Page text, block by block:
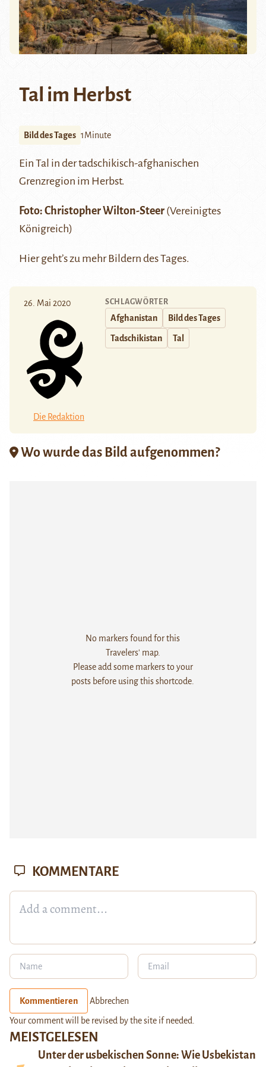
Tal im Herbst
Bild des Tages 1Minute
Ein Tal in der tadschikisch-afghanischen
Grenzregion im Herbst.
Foto: Christopher Wilton-Steer (Vereinigtes
Königreich)
Hiergeht’s zu mehr Bildern des Tages.
26. Mai 2020
Die Redaktion
SCHLAGWÖRTER
Afghanistan Bild des Tages
Tadschikistan Tal
Wo wurde das Bild aufgenommen?
No markers found for this
Travelers' map.
Please add some markers to your
posts before using this shortcode.
MEISTGELESEN
Unter der usbekischen Sonne: Wie Usbekistan
KOMMENTARE
Kommentieren Abbrechen
Your comment will be revised by the site if needed.